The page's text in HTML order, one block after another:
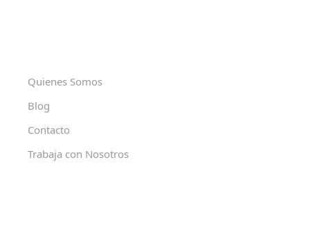
Quienes Somos
Blog
Contacto
Trabaja con Nosotros